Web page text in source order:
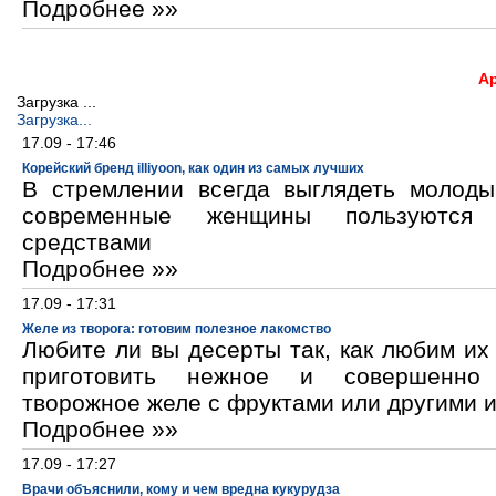
Подробнее »»
Загрузка ...
Загрузка...
17.09 - 17:46
Корейский бренд illiyoon, как один из самых лучших
В стремлении всегда выглядеть
современные женщины пользуются
средствами
Подробнее »»
17.09 - 17:31
Желе из творога: готовим полезное лакомство
Любите ли вы десерты так, как любим
приготовить нежное и
творожное желе с фруктами или другими
Подробнее »»
17.09 - 17:27
Врачи объяснили, кому и чем вредна кукурудза